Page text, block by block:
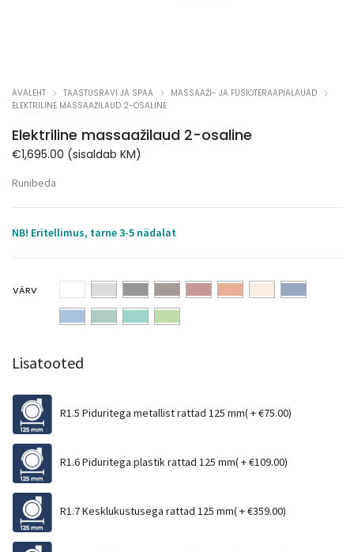
AVALEHT TAASTUSRAVI JA SPAA
MASSAAŽI- JA FÜSIOTERAAPIALAUAD
ELEKTRILINE MASSAAŽILAUD 2-OSALINE
Elektriline massaažilaud 2-osaline
€1,695.00 (sisaldab KM)
Runibeda
NB! Eritellimus, tarne 3-5 nädalat
VÄRV
Lisatooted
R1.5 Piduritega metallist rattad 125 mm( +€75.00)
R1.6 Piduritega plastik rattad 125 mm( +€109.00)
R1.7 Kesklukustusega rattad 125 mm( +€359.00)